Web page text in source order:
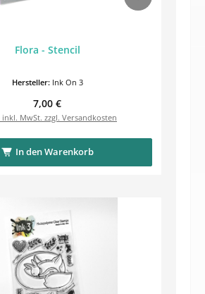
Flora - Stencil
Hersteller: Ink On 3
Regulärer Preis:
7,00 €
inkl. MwSt. zzgl. Versandkosten
In den Warenkorb